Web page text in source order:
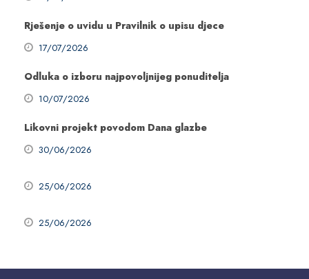
Rješenje o uvidu u Pravilnik o upisu djece
17/07/2026
Odluka o izboru najpovoljnijeg ponuditelja
10/07/2026
Likovni projekt povodom Dana glazbe
30/06/2026
25/06/2026
25/06/2026